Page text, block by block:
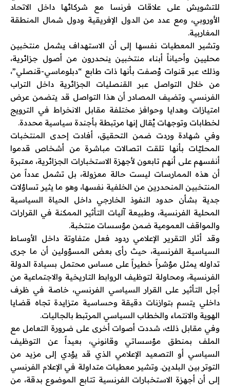
للتشويش على علاقات فرنسا مع شركائها داخل الاتحاد
الأوروبي، ومع عدد من الدول الإفريقية ودول شمال المنطقة
المغاربية.
وتشير المعطيات نفسها إلى أن الاستهداف يشمل منتخبين
محليين وأحياناً أبناء منتخبين ينحدرون من أصول جزائرية،
وذلك عبر قنوات وُصفت بأنها ذات طابع “دبلوماسي-قنصلي”،
من خلال التواصل عبر القنصليات الجزائرية داخل التراب
الفرنسي. وتضيف المصادر أن هذا التواصل قد يتضمن عرض
امتيازات وهدايا وحوافز مختلفة مقابل الانخراط في الترويج
لخطابات وتوجهات يُقال إنها مرتبطة بأجندة سياسية محددة.
وفي شهادة وردت ضمن التحقيق، أفادت إحدى المنتخبات
المحليّات بأنها تلقت اتصالات مباشرة من أشخاص قدموا
أنفسهم على أنهم تابعون لأجهزة الاستخبارات الجزائرية، معتبرة
أن هذه الممارسات ليست حالة معزولة، بل تشمل عدداً من
المنتخبين المنحدرين من الخلفية نفسها، وهو ما يثير تساؤلات
جدية بشأن حدود النفوذ الخارجي داخل الحياة السياسية
المحلية الفرنسية، وطبيعة آليات التأثير الممكنة في القرارات
والمواقف العمومية ضمن مؤسسات منتخبة.
وقد أثار التقرير الإعلامي ردود فعل متفاوتة داخل الأوساط
السياسية الفرنسية، حيث رأى بعض المسؤولين أن ما جرى
تداوله يمثل مؤشراً خطيراً على مساس محتمل بسيادة الدولة
الفرنسية، ومحاولة لتوظيف الروابط التاريخية والاجتماعية من
أجل التأثير على القرار السياسي الفرنسي، خاصة في ظرف
داخلي يتسم بتوازنات دقيقة وحساسية متزايدة تجاه قضايا
الهوية والانتماء والخطاب السياسي المرتبط بالجاليات.
وفي مقابل ذلك، شددت أصوات أخرى على ضرورة التعامل مع
الملف بمنطق مؤسساتي وقانوني، بعيداً عن التوظيف
السياسي أو التصعيد الإعلامي الذي قد يؤدي إلى مزيد من
التوتر بين البلدين. وتشير معطيات متداولة في الإعلام الفرنسي
إلى أن أجهزة الاستخبارات الفرنسية تتابع الموضوع بدقة، من